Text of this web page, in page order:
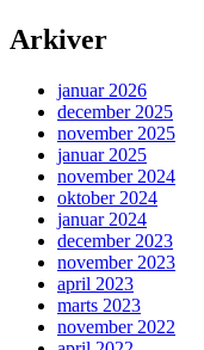
Arkiver
januar 2026
december 2025
november 2025
januar 2025
november 2024
oktober 2024
januar 2024
december 2023
november 2023
april 2023
marts 2023
november 2022